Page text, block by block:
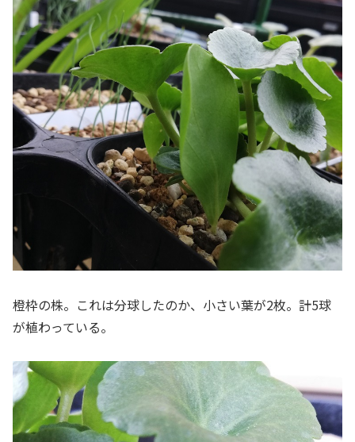
橙枠の株。これは分球したのか、小さい葉が2枚。計5球
が植わっている。